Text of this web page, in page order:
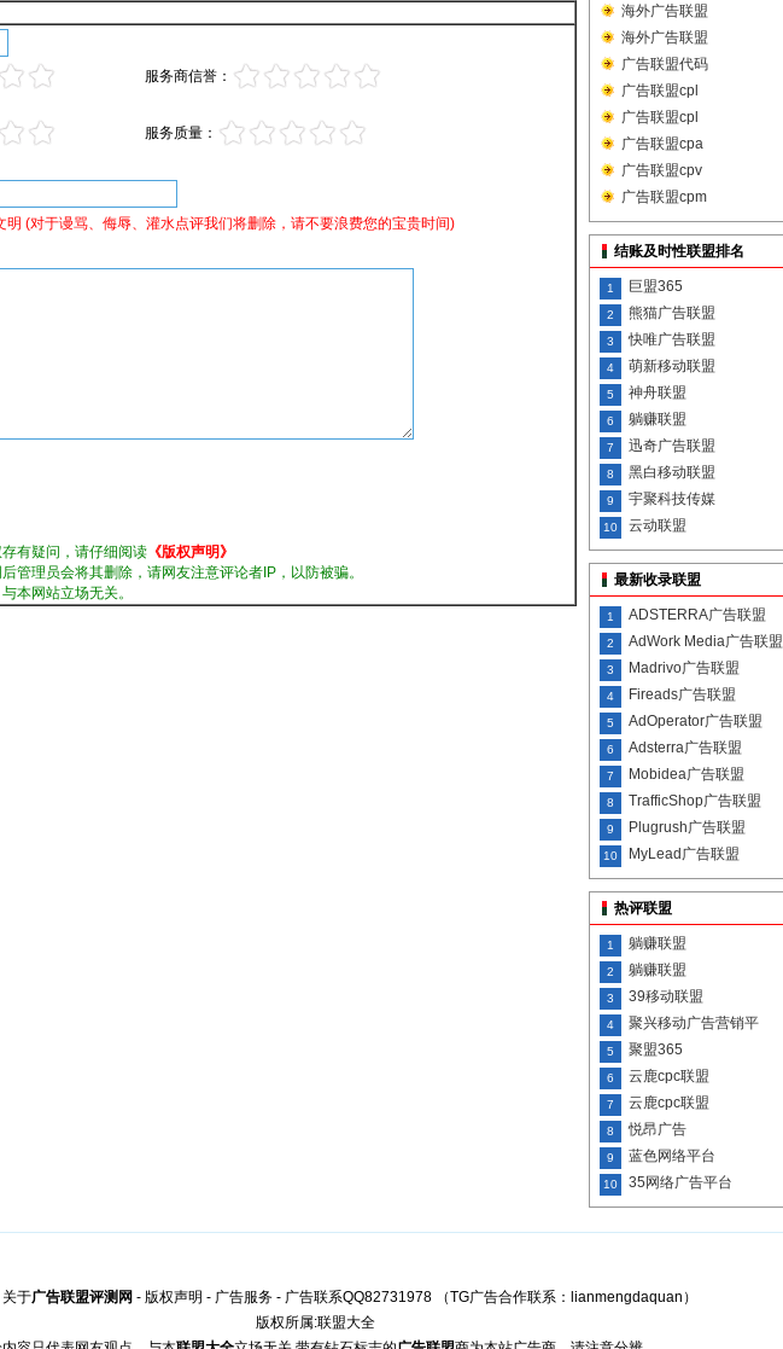
海外广告联盟
海外广告联盟
广告联盟代码
广告联盟cpl
广告联盟cpl
广告联盟cpa
广告联盟cpv
广告联盟cpm
结账及时性联盟排名
1
巨盟365
2
熊猫广告联盟
3
快唯广告联盟
4
萌新移动联盟
5
神舟联盟
6
躺赚联盟
7
迅奇广告联盟
8
黑白移动联盟
9
宇聚科技传媒
10 云动联盟
最新收录联盟
1
ADSTERRA广告联盟
2
AdWork Media广告联盟
3
Madrivo广告联盟
4
Fireads广告联盟
5
AdOperator广告联盟
6
Adsterra广告联盟
7
Mobidea广告联盟
8
TrafficShop广告联盟
9
Plugrush广告联盟
10 MyLead广告联盟
热评联盟
1
躺赚联盟
2
躺赚联盟
3
39移动联盟
4
聚兴移动广告营销平
5
聚盟365
6
云鹿cpc联盟
7
云鹿cpc联盟
8
悦昂广告
9
蓝色网络平台
10 35网络广告平台
服务商信誉：
服务质量：
明 (对于谩骂、侮辱、灌水点评我们将删除，请不要浪费您的宝贵时间)
有疑问，请仔细阅读 《版权声明》
管理员会将其删除，请网友注意评论者IP，以防被骗。
本网站立场无关。
关于广告联盟评测网 - 版权声明 - 广告服务 - 广告联系QQ82731978
（TG广告合作联系：lianmengdaquan）
版权所属:联盟大全